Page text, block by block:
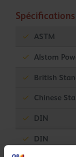
ASTM
Alstom
British
Chinese
DIN
DIN